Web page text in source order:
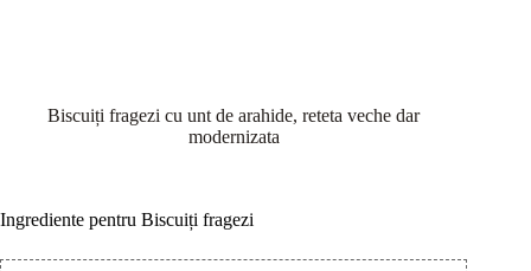
Biscuiți fragezi cu unt de arahide, reteta veche dar
modernizata
Ingrediente pentru Biscuiți fragezi